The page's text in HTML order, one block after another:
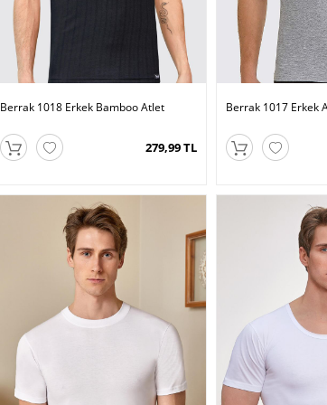
Berrak 1018 Erkek Bamboo Atlet
279,99 TL
Berrak 1017 Erkek